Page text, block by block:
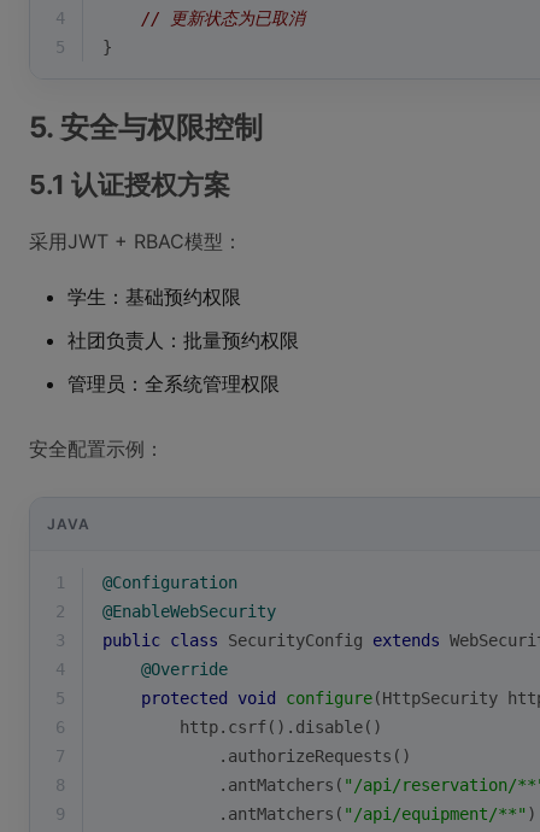
4
// 更新状态为已取消
5
}
5. 安全与权限控制
5.1 认证授权方案
采用JWT + RBAC模型：
学生：基础预约权限
社团负责人：批量预约权限
管理员：全系统管理权限
安全配置示例：
JAVA
1
@Configuration
2
@EnableWebSecurity
3
public class SecurityConfig extends
4
@Override
5
protected void configure(HttpSecurity
6
        http.csrf().disable()
7
            .authorizeRequests()
8
            .antMatchers(
"/api/reservation/
9
            .antMatchers(
"/api/equipment/**"